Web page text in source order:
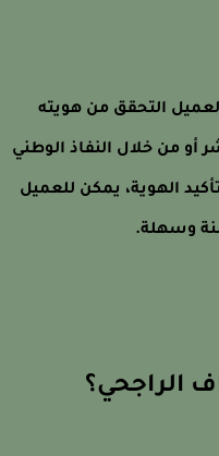
التحقق من هويته
من خلال النفاذ الوطني
الهوية، يمكن للعميل
وسهلة.